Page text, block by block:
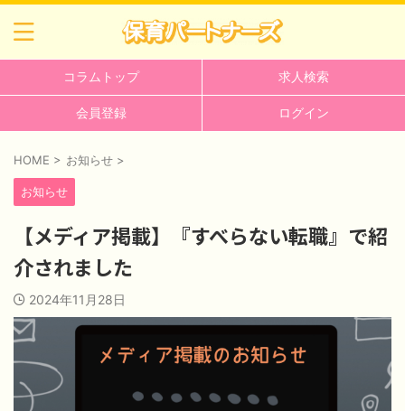
コラムトップ 求人検索
会員登録 ログイン
HOME > お知らせ >
お知らせ
【メディア掲載】『すべらない転職』で紹
介されました
2024年11月28日